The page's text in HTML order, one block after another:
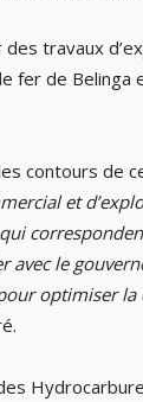
travaux
fer de Belinga
contours de
et
le
optimiser